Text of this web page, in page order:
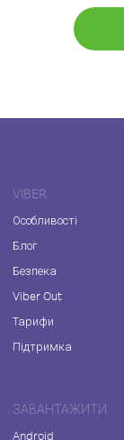
VIBER
Особливості
Блог
Безпека
Viber Out
Тарифи
Підтримка
ЗАВАНТАЖИТИ
Android